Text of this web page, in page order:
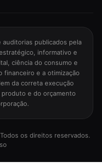
auditorias publicados pela
informativo e
ciência do consumo e
financeiro e a otimização
da correta execução
e do orçamento
os direitos reservados.